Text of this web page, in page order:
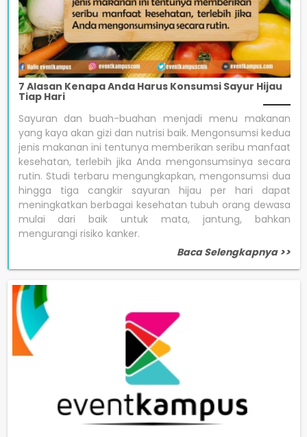
7 Alasan Kenapa Anda Harus Konsumsi Sayur Hijau
Tiap Hari
Sayuran dan buah-buahan menjadi menu makanan
yang kaya akan gizi dan nutrisi baik. Mengonsumsi kedua
jenis makanan ini tentunya memberikan seribu manfaat
kesehatan, terlebih jika Anda mengonsumsinya secara
rutin. Studi terbaru mengungkapkan, mengonsumsi dua
hingga tiga cangkir sayuran hijau per hari dapat
meningkatkan berbagai kesehatan tubuh orang dewasa
mulai dari baik untuk mata, jantung, bahkan
mengurangi risiko kanker.
Baca Selengkapnya >>